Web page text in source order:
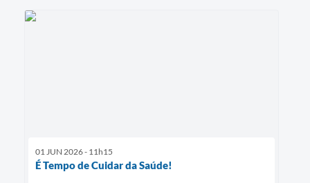
01 JUN 2026 - 11h15
É Tempo de Cuidar da Saúde!